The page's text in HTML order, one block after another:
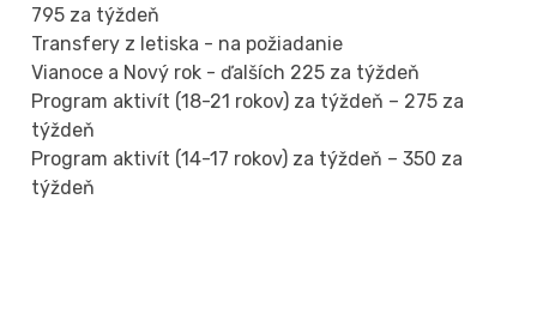
795 za týždeň
Transfery z letiska - na požiadanie
Vianoce a Nový rok - ďalších 225 za týždeň
Program aktivít (18-21 rokov) za týždeň – 275 za
týždeň
Program aktivít (14-17 rokov) za týždeň – 350 za
týždeň